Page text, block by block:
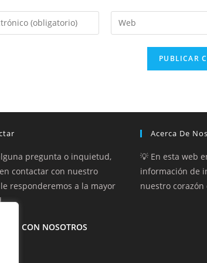
Introduce
la
pregunta o inquietud,
contactar con nuestro
responderemos a la mayor
CON NOSOTROS
Acerca De
💡 En esta web
información de
nuestro corazón